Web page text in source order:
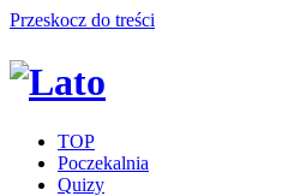
Przeskocz do treści
TOP
Poczekalnia
Quizy